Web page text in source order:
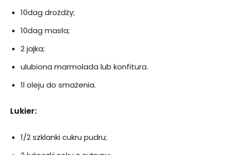
10dag drożdży;
10dag masła;
2 jajka;
ulubiona marmolada lub konfitura.
1l oleju do smażenia.
Lukier:
1/2 szklanki cukru pudru;